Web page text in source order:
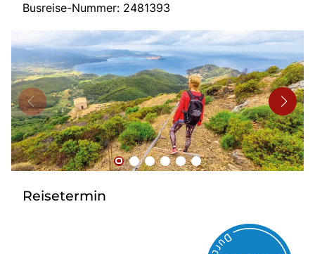
Start
Busreisen
Bus mieten
Flughafentransfer
Kontakt
Busreise-Nummer: 2481393
Reisetermin